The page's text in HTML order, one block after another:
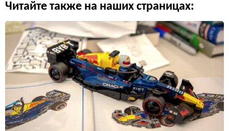
Читайте также на наших страницах: